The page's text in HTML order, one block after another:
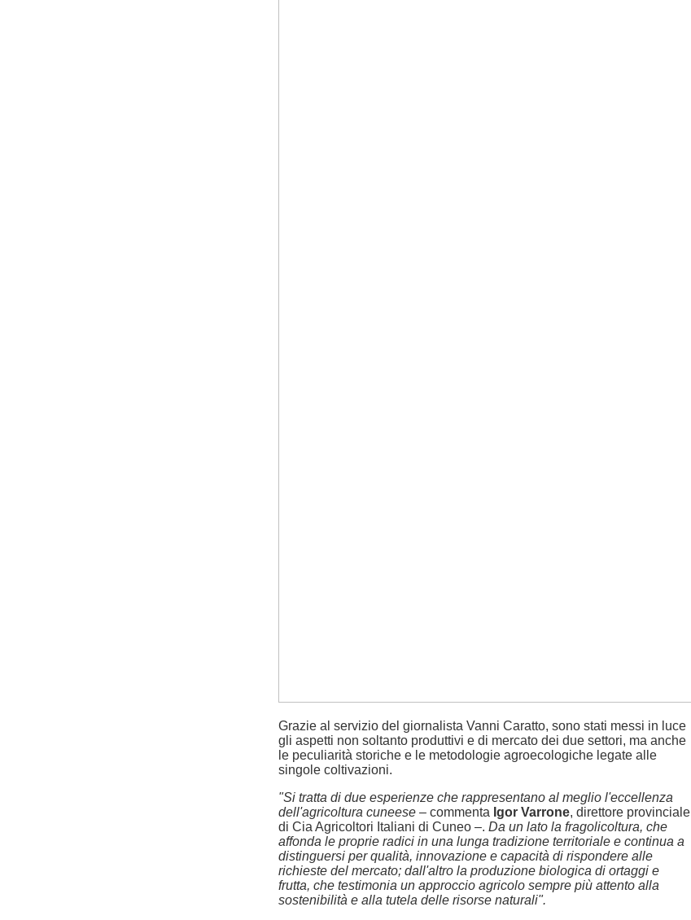
Grazie al servizio del giornalista Vanni Caratto, sono stati messi in luce
gli aspetti non soltanto produttivi e di mercato dei due settori, ma anche
le peculiarità storiche e le metodologie agroecologiche legate alle
singole coltivazioni.
"Si tratta di due esperienze che rappresentano al meglio l'eccellenza
dell'agricoltura cuneese – commenta Igor Varrone, direttore provinciale
di Cia Agricoltori Italiani di Cuneo –. Da un lato la fragolicoltura, che
affonda le proprie radici in una lunga tradizione territoriale e continua a
distinguersi per qualità, innovazione e capacità di rispondere alle
richieste del mercato; dall'altro la produzione biologica di ortaggi e
frutta, che testimonia un approccio agricolo sempre più attento alla
sostenibilità e alla tutela delle risorse naturali".